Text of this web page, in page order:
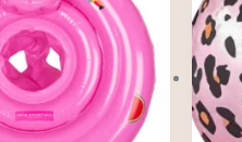
€12,99.